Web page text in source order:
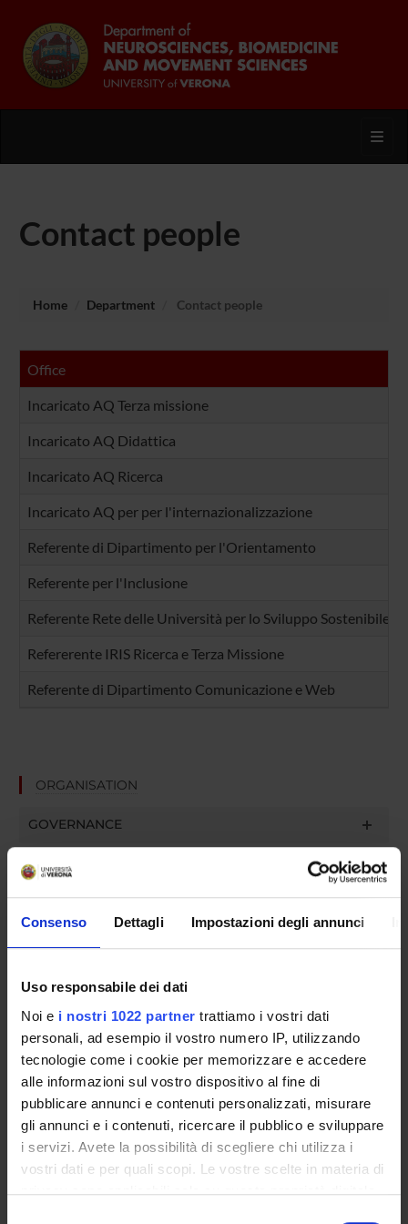
Consenso Dettagli Impostazioni degli annunci
Uso responsabile dei dati
Noi e i nostri 1022 partner trattiamo i vostri dati
personali, ad esempio il vostro numero IP, utilizzando
tecnologie come i cookie per memorizzare e accedere
alle informazioni sul vostro dispositivo al fine di
pubblicare annunci e contenuti personalizzati, misurare
gli annunci e i contenuti, ricercare il pubblico e sviluppare
i servizi. Avete la possibilità di scegliere chi utilizza i
vostri dati e per quali scopi. Le vostre scelte in materia di
privacy sono applicabili solo su questa proprietà digitale
Contact people
Home Department Contact people
Office
Incaricato AQ Terza missione
Incaricato AQ Didattica
Incaricato AQ Ricerca
Incaricato AQ per per l'internazionalizzazione
Referente di Dipartimento per l'Orientamento
Referente per l'Inclusione
Referente Rete delle Università per lo Sviluppo Sostenibile -
Refererente IRIS Ricerca e Terza Missione
Referente di Dipartimento Comunicazione e Web
ORGANISATION
GOVERNANCE
COMMITTEES
STUDENT ADMINISTRATION OFFICES
DEPARTMENT FACILITIES
LIBRARIES
CENTRI
LABORATORIES AND RESEARCH CENTRES
Contacts